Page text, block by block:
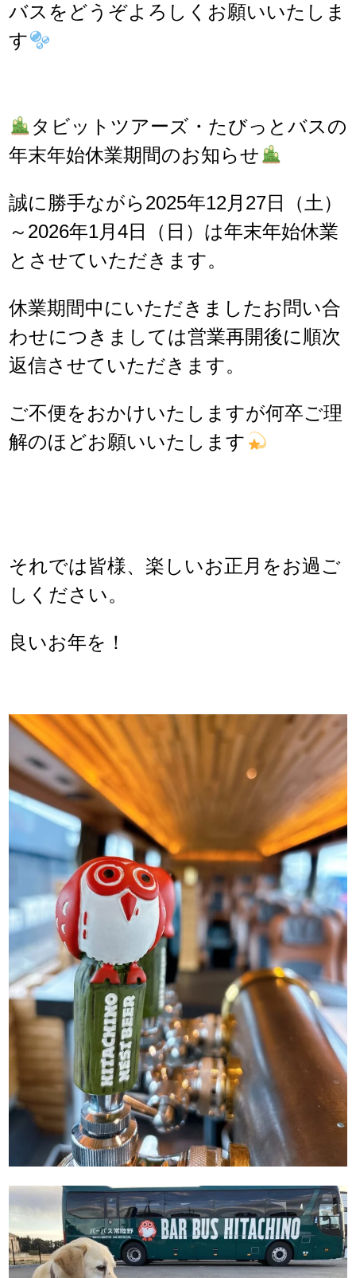
バスをどうぞよろしくお願いいたしま
す
タビットツアーズ・たびっとバスの
年末年始休業期間のお知らせ
誠に勝手ながら2025年12月27日（土）
～2026年1月4日（日）は年末年始休業
とさせていただきます。
休業期間中にいただきましたお問い合
わせにつきましては営業再開後に順次
返信させていただきます。
ご不便をおかけいたしますが何卒ご理
解のほどお願いいたします
それでは皆様、楽しいお正月をお過ご
しください。
良いお年を！